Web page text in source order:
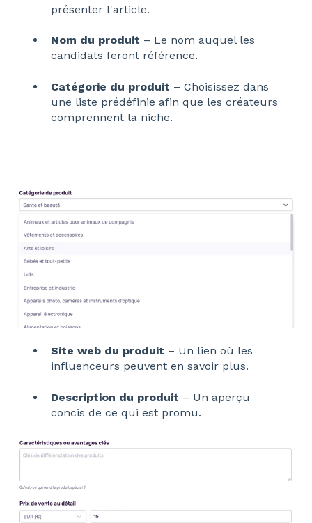
présenter l'article.
Nom du produit – Le nom auquel les
candidats feront référence.
Catégorie du produit – Choisissez dans
une liste prédéfinie afin que les créateurs
comprennent la niche.
Site web du produit – Un lien où les
influenceurs peuvent en savoir plus.
Description du produit – Un aperçu
concis de ce qui est promu.